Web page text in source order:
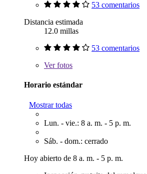
53 comentarios
Distancia estimada
12.0 millas
53 comentarios
Verfotos
Horario estándar
Mostrar todas
Lun. - vie.: 8 a. m. - 5 p. m.
Sáb. - dom.: cerrado
Hoy abierto de 8 a. m. - 5 p. m.